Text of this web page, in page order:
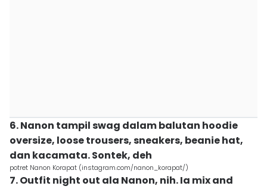
6. Nanon tampil swag dalam balutan hoodie
oversize, loose trousers, sneakers, beanie hat,
dan kacamata. Sontek, deh
potret Nanon Korapat (instagram.com/nanon_korapat/)
7. Outfit night out ala Nanon, nih. Ia mix and